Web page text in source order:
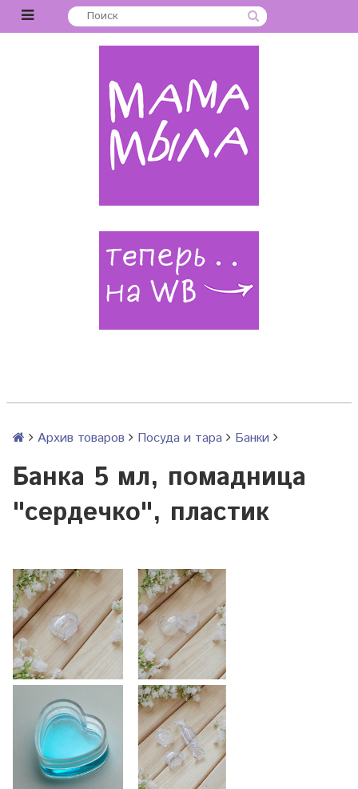
Архив товаров Посуда и тара Банки
Банка 5 мл, помадница
"сердечко", пластик